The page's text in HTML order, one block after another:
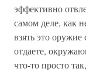
эффективно
самом деле, как
взять это
отдаете,
что-то просто